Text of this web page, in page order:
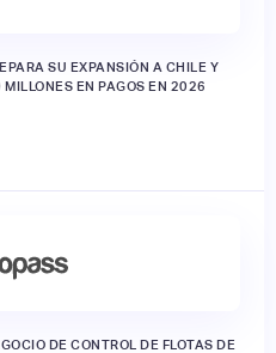
SU EXPANSIÓN A CHILE Y
EN PAGOS EN 2026
DE CONTROL DE FLOTAS DE